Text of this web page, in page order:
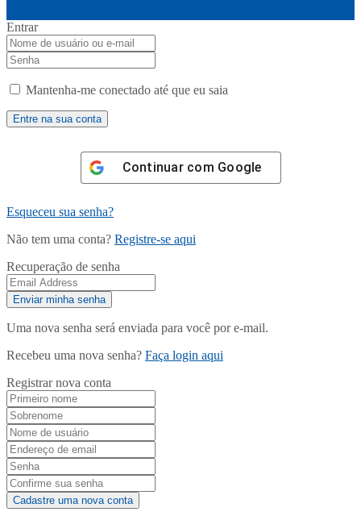
Entrar
Mantenha-me conectado até que eu saia
Continuar com Google
Esqueceu sua senha?
Não tem uma conta? Registre-se aqui
Recuperação de senha
Uma nova senha será enviada para você por e-mail.
Recebeu uma nova senha? Faça login aqui
Registrar nova conta